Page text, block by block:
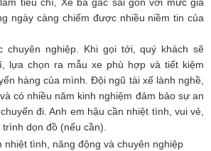
ngày càng chiếm được nhiều niềm tin của
chuyên nghiệp. Khi gọi tới, quý khách sẽ
lựa chọn ra mẫu xe phù hợp và tiết kiệm
hàng của mình. Đội ngũ tài xế lành nghề,
có nhiều năm kinh nghiệm đảm bảo sự an
đi. Anh em hậu cần nhiệt tình, vui vẻ,
dọn đồ (nếu cần).
nhiệt tình, năng động và chuyên nghiệp